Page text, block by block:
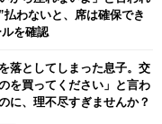
わないと、席は確保でき
を確認
落としてしまった息子。交
を買ってください」と言わ
に、理不尽すぎませんか？